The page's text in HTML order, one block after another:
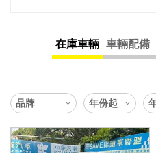
在庫車輛 車輛配備